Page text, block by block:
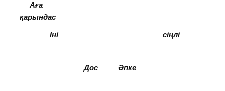
Аға
қарындас
Іні сіңлі
Дос Әпке